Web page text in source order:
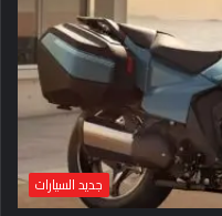
جديد السيارات